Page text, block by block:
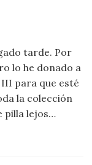
tarde. Por
lo he donado a
para que esté
la colección
pilla lejos…